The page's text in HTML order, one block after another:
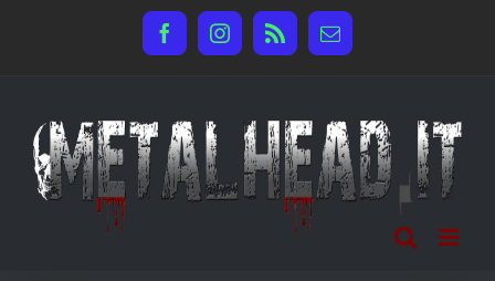
FacebookInstagram
Rss Email